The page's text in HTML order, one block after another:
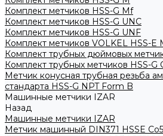
Комплект метчиков HSS-G Mf
Комплект метчиков HSS-G UNC
Комплект метчиков HSS-G UNF
Комплект метчиков VOLKEL HSS-E
Комплект трубных дюймовых
Комплект трубных метчиков HSS-G
Метчик конусная трубная резьба
стандарта HSS-G NPT Form B
Машинные метчики IZAR
Назад
Машинные метчики IZAR
Метчик машинный DIN371 HSSE